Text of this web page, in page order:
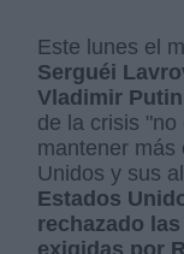
Este lunes el
Serguéi
Vladimir Putin
de la crisis
mantener más
Unidos y sus
Estados
rechazado